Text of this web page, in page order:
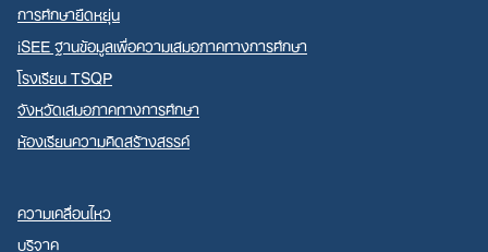
การศึกษายืดหยุ่น
iSEE ฐานข้อมูลเพื่อความเสมอภาคทางการศึกษา
โรงเรียน TSQP
จังหวัดเสมอภาคทางการศึกษา
ห้องเรียนความคิดสร้างสรรค์
ความเคลื่อนไหว
บริจาค